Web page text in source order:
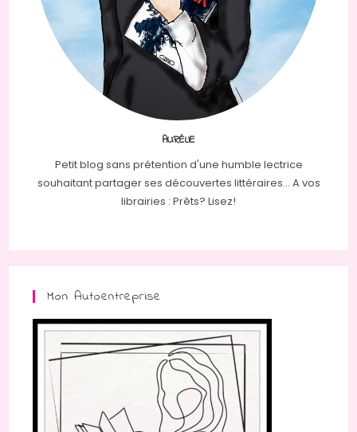
AURÉLIE
Petit blog sans prétention d'une humble lectrice
souhaitant partager ses découvertes littéraires... A vos
librairies : Prêts? Lisez!
Mon Autoentreprise